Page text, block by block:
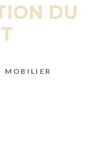
DU
MOBILIER